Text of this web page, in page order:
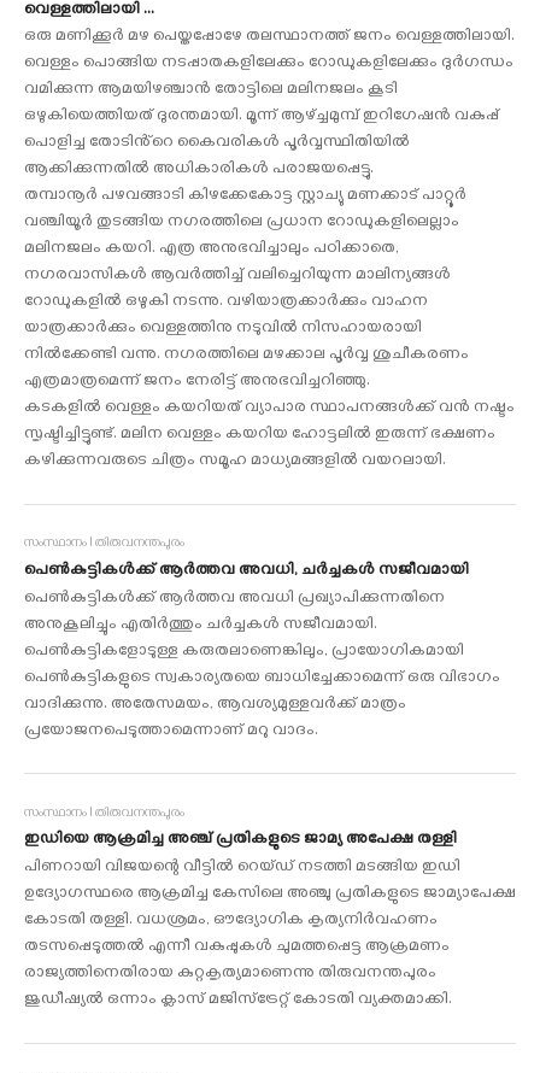
വെള്ളത്തിലായി ...
ഒരു മണിക്കൂർ മഴ പെയ്തപ്പോഴേ തലസ്ഥാനത്ത് ജനം വെള്ളത്തിലായി.
വെള്ളം പൊങ്ങിയ നടപ്പാതകളിലേക്കും റോഡുകളിലേക്കും ദുർഗന്ധം
വമിക്കുന്ന ആമയിഴഞ്ചാൻ തോട്ടിലെ മലിനജലം കൂടി
ഒഴുകിയെത്തിയത് ദുരന്തമായി. മൂന്ന് ആഴ്ച്ചമുമ്പ് ഇറിഗേഷൻ വകുപ്പ്
പൊളിച്ച തോടിൻ്റെ കൈവരികൾ പൂർവ്വസ്ഥിതിയിൽ
ആക്കിക്കുന്നതിൽ അധികാരികൾ പരാജയപ്പെട്ടു.
തമ്പാനൂർ പഴവങ്ങാടി കിഴക്കേകോട്ട സ്റ്റാച്യു മണക്കാട് പാറ്റൂർ
വഞ്ചിയൂർ തുടങ്ങിയ നഗരത്തിലെ പ്രധാന റോഡുകളിലെല്ലാം
മലിനജലം കയറി. എത്ര അനുഭവിച്ചാലും പഠിക്കാതെ,
നഗരവാസികൾ ആവർത്തിച്ച് വലിച്ചെറിയുന്ന മാലിന്യങ്ങൾ
റോഡുകളിൽ ഒഴുകി നടന്നു. വഴിയാത്രക്കാർക്കും വാഹന
യാത്രക്കാർക്കും വെള്ളത്തിനു നടുവിൽ നിസഹായരായി
നിൽക്കേണ്ടി വന്നു. നഗരത്തിലെ മഴക്കാല പൂർവ്വ ശുചീകരണം
എത്രമാത്രമെന്ന് ജനം നേരിട്ട് അനുഭവിച്ചറിഞ്ഞു.
കടകളിൽ വെള്ളം കയറിയത് വ്യാപാര സ്ഥാപനങ്ങൾക്ക് വൻ നഷ്ടം
സൃഷ്ടിച്ചിട്ടുണ്ട്. മലിന വെള്ളം കയറിയ ഹോട്ടലിൽ ഇരുന്ന് ഭക്ഷണം
കഴിക്കുന്നവരുടെ ചിത്രം സമൂഹ മാധ്യമങ്ങളിൽ വയറലായി.
സംസ്ഥാനം I തിരുവനന്തപുരം
പെണ്‍കുട്ടികൾക്ക് ആര്‍ത്തവ അവധി, ചർച്ചകൾ സജീവമായി
പെണ്‍കുട്ടികൾക്ക് ആര്‍ത്തവ അവധി പ്രഖ്യാപിക്കുന്നതിനെ
അനുകൂലിച്ചും എതിർത്തും ചർച്ചകൾ സജീവമായി.
പെണ്‍കുട്ടികളോടുള്ള കരുതലാണെങ്കിലും, പ്രായോഗികമായി
പെണ്‍കുട്ടികളുടെ സ്വകാര്യതയെ ബാധിച്ചേക്കാമെന്ന് ഒരു വിഭാഗം
വാദിക്കുന്നു. അതേസമയം, ആവശ്യമുള്ളവർക്ക് മാത്രം
പ്രയോജനപെടുത്താമെന്നാണ് മറു വാദം.
സംസ്ഥാനം I തിരുവനന്തപുരം
ഇഡിയെ ആക്രമിച്ച അഞ്ച് പ്രതികളുടെ ജാമ്യ അപേക്ഷ തള്ളി
പിണറായി വിജയന്റെ വീട്ടില്‍ റെയ്ഡ് നടത്തി മടങ്ങിയ ഇഡി
ഉദ്യോഗസ്ഥരെ ആക്രമിച്ച കേസിലെ അഞ്ചു പ്രതികളുടെ ജാമ്യാപേക്ഷ
കോടതി തള്ളി. വധശ്രമം, ഔദ്യോഗിക കൃത്യനിര്‍വഹണം
തടസപ്പെടുത്തല്‍ എന്നീ വകുപ്പുകള്‍ ചുമത്തപ്പെട്ട ആക്രമണം
രാജ്യത്തിനെതിരായ കുറ്റകൃത്യമാണെന്നു തിരുവനന്തപുരം
ജുഡീഷ്യല്‍ ഒന്നാം ക്ലാസ് മജിസ്ട്രേറ്റ് കോടതി വ്യക്തമാക്കി.